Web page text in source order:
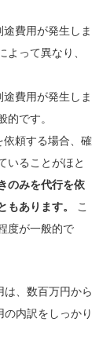
費用が発生しま
よって異なり、
費用が発生しま
的です。
依頼する場合、確
いることがほと
のみを代行を依
もあります。
こ
度が一般的で
は、数百万円から
内訳をしっかり